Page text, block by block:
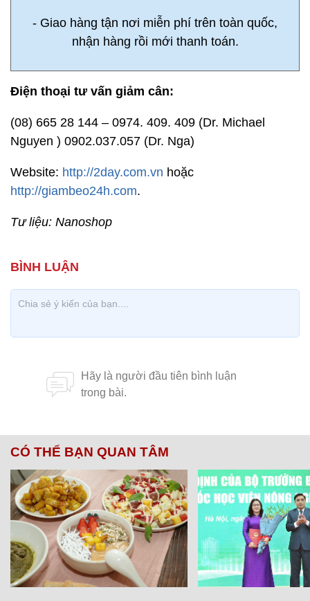
- Giao hàng tận nơi miễn phí trên toàn quốc,
nhận hàng rồi mới thanh toán.
Điện thoại tư vấn giảm cân:
(08) 665 28 144 – 0974. 409. 409 (Dr. Michael
Nguyen ) 0902.037.057 (Dr. Nga)
Website: http://2day.com.vn hoặc
http://giambeo24h.com.
Tư liệu: Nanoshop
CÓ THỂ BẠN QUAN TÂM